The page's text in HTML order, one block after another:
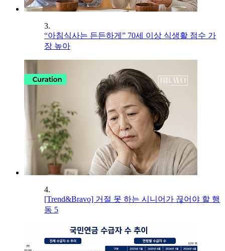
3.
“아침식사는 든든하게” 70세 이상 식생활 점수 가
장 높아
4.
[Trend&Bravo] 거절 못 하는 시니어가 끊어야 할 행
동 5